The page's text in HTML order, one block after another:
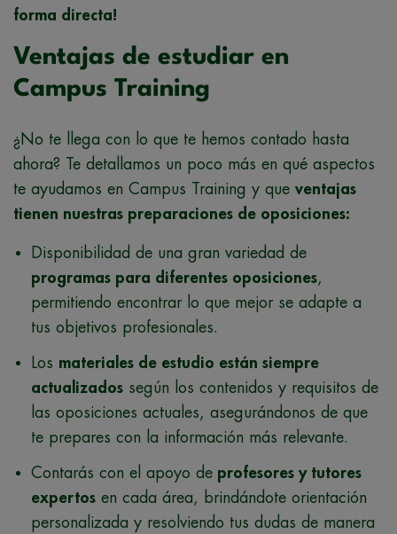
forma directa!
Ventajas de estudiar en
Campus Training
¿No te llega con lo que te hemos contado hasta
ahora? Te detallamos un poco más en qué aspectos
te ayudamos en Campus Training y que ventajas
tienen nuestras preparaciones de oposiciones:
Disponibilidad de una gran variedad de
programas para diferentes oposiciones,
permitiendo encontrar lo que mejor se adapte a
tus objetivos profesionales.
Los materiales de estudio están siempre
actualizados según los contenidos y requisitos de
las oposiciones actuales, asegurándonos de que
te prepares con la información más relevante.
Contarás con el apoyo de profesores y tutores
expertos en cada área, brindándote orientación
personalizada y resolviendo tus dudas de manera